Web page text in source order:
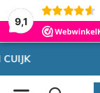
9,1